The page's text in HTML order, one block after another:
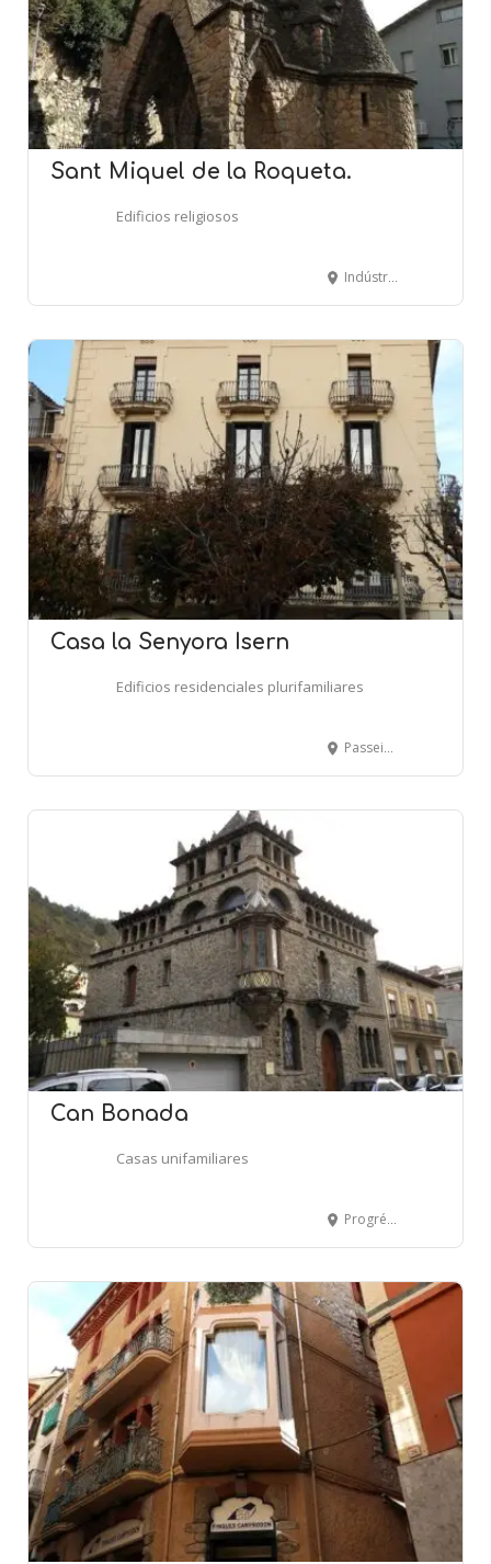
Sant Miquel de la Roqueta.
Edificios religiosos
Indústria, 1 - RIPOLL
Casa la Senyora Isern
Edificios residenciales plurifamiliares
Passeig Comte Guifré, 5 - SANT JOAN DE LES ABADESSES
Can Bonada
Casas unifamiliares
Progrés, 7 - RIPOLL